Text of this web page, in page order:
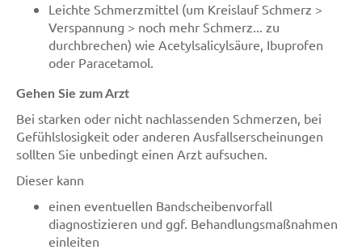
Leichte Schmerzmittel (um Kreislauf Schmerz >
Verspannung > noch mehr Schmerz... zu
durchbrechen) wie Acetylsalicylsäure, Ibuprofen
oder Paracetamol.
Gehen Sie zum Arzt
Bei starken oder nicht nachlassenden Schmerzen, bei
Gefühlslosigkeit oder anderen Ausfallserscheinungen
sollten Sie unbedingt einen Arzt aufsuchen.
Dieser kann
einen eventuellen Bandscheibenvorfall
diagnostizieren und ggf. Behandlungsmaßnahmen
einleiten